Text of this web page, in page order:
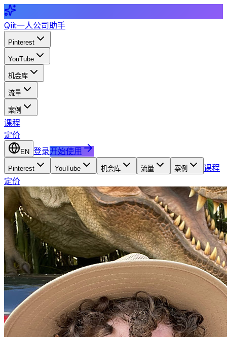
Qiit一人公司助手
Pinterest
YouTube
机会库
流量
案例
课程
定价
EN 登录开始使用
Pinterest YouTube 机会库 流量 案例
课程
定价